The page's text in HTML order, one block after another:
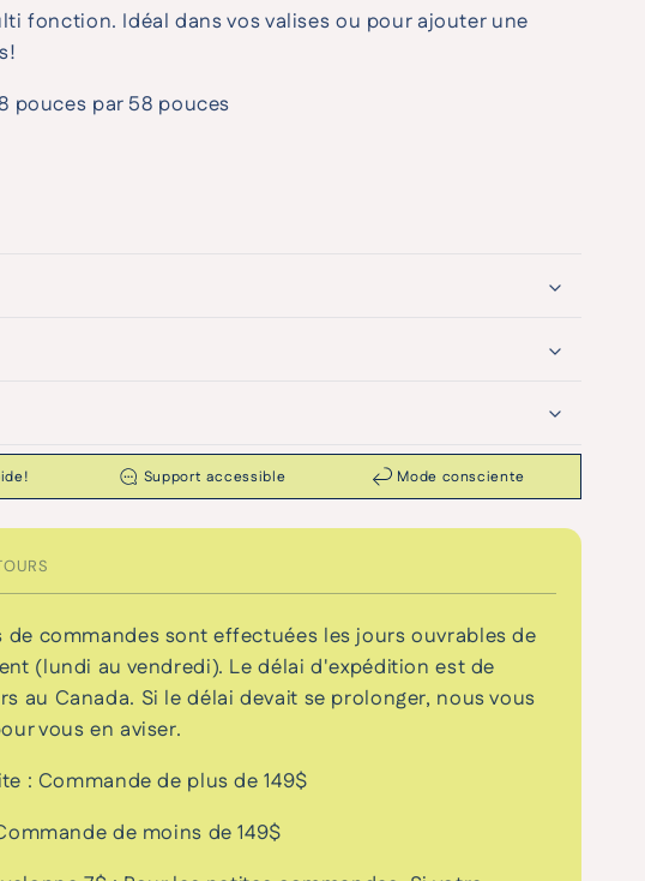
fonction. Idéal dans vos valises ou pour ajouter une
pouces par 58 pouces
Support accessible Mode consciente
de commandes sont effectuées les jours ouvrables de
(lundi au vendredi). Le délai d'expédition est de
au Canada. Si le délai devait se prolonger, nous vous
vous en aviser.
: Commande de plus de 149$
de moins de 149$